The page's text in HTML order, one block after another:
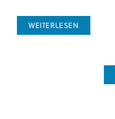
WEITERLESEN